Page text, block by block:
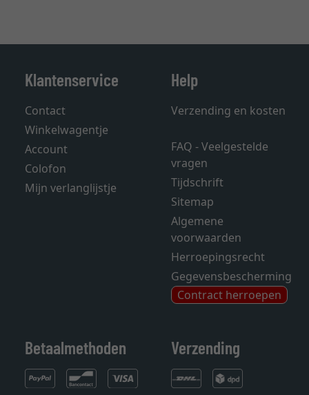
Klantenservice
Contact
Winkelwagentje
Account
Colofon
Mijn verlanglijstje
Help
Verzending en kosten
FAQ - Veelgestelde
vragen
Tijdschrift
Sitemap
Algemene
voorwaarden
Herroepingsrecht
Gegevensbescherming
Contract herroepen
Betaalmethoden Verzending